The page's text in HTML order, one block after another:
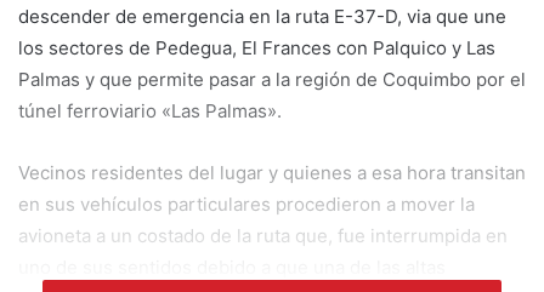
descender de emergencia en la ruta E-37-D, via que une
los sectores de Pedegua, El Frances con Palquico y Las
Palmas y que permite pasar a la región de Coquimbo por el
túnel ferroviario «Las Palmas».
Vecinos residentes del lugar y quienes a esa hora transitan
en sus vehículos particulares procedieron a mover la
avioneta a un costado de la ruta que, fue interrumpida en